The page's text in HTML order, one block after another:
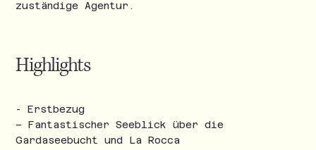
zuständige Agentur.
Highlights
- Erstbezug
– Fantastischer Seeblick über die
Gardaseebucht und La Rocca